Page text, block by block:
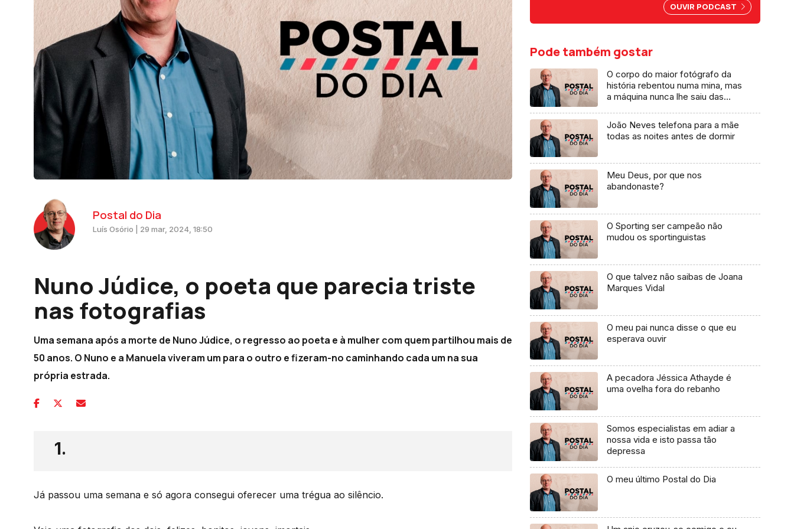
Postal do Dia
Luís Osório | 29 mar, 2024, 18:50
Nuno Júdice, o poeta que parecia triste
nas fotografias
Uma semana após a morte de Nuno Júdice, o regresso ao poeta e à mulher com quem partilhou mais de
50 anos. O Nuno e a Manuela viveram um para o outro e fizeram-no caminhando cada um na sua
própria estrada.
1.
Já passou uma semana e só agora consegui oferecer uma trégua ao silêncio.
por abuso da liberdade de
OUVIR PODCAST
Pode também gostar
O corpo do maior fotógrafo da
história rebentou numa mina, mas
a máquina nunca lhe saiu das
João Neves telefona para a mãe
todas as noites antes de dormir
Meu Deus, por que nos
abandonaste?
O Sporting ser campeão não
mudou os sportinguistas
O que talvez não saibas de Joana
Marques Vidal
O meu pai nunca disse o que eu
esperava ouvir
A pecadora Jéssica Athayde é
uma ovelha fora do rebanho
Somos especialistas em adiar a
nossa vida e isto passa tão
depressa
O meu último Postal do Dia